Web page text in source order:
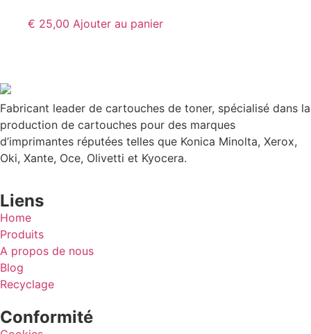
€ 25,00 Ajouter au panier
Fabricant leader de cartouches de toner, spécialisé dans la
production de cartouches pour des marques
d’imprimantes réputées telles que Konica Minolta, Xerox,
Oki, Xante, Oce, Olivetti et Kyocera.
Liens
Home
Produits
A propos de nous
Blog
Recyclage
Conformité